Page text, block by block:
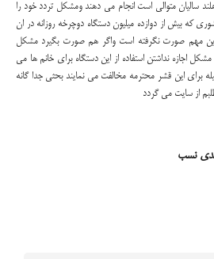
سالیان متوالی است انجام می دهند ومشکل تردد خود را
که بیش از دوازده میلیون دستگاه دوچرخه روزانه در ان
این مهم صورت نگرفته است واگر هم صورت بگیرد مشکل
اجازه نداشتن استفاده از این دستگاه برای خانم ها می
برای این قشر محترمه مخالفت می نمایند بحثی جدا گانه
از سایت می گردد
نسب